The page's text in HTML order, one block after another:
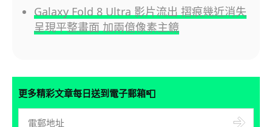
Galaxy Fold 8 Ultra 影片流出 摺痕幾近消失
呈現平整畫面 加兩億像素主鏡
更多精彩文章每日送到電子郵箱📮